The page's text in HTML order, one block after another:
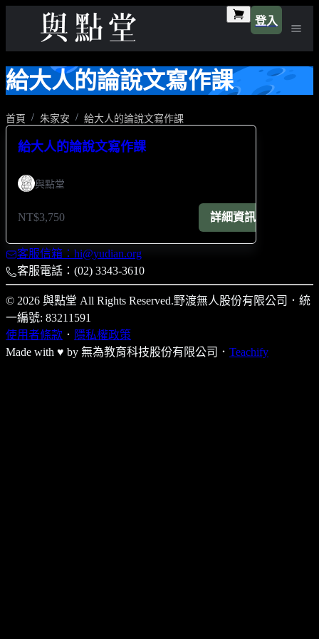
登入
給大人的論說文寫作課
首頁 朱家安 給大人的論說文寫作課
給大人的論說文寫作課
與點堂
NT$3,750 詳細資訊
客服信箱：hi@yudian.org
客服電話：(02) 3343-3610
© 2026 與點堂 All Rights Reserved.野渡無人股份有限公司 ． 統
一編號: 83211591
使用者條款 ． 隱私權政策
Made with ♥ by 無為教育科技股份有限公司． Teachify